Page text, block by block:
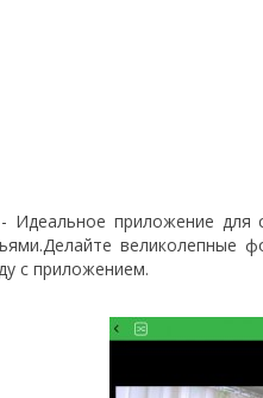
- Идеальное приложение для
с приложением.